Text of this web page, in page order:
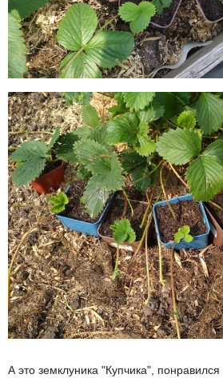
А это земклуника "Купчика",